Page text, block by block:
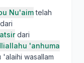
Nu'aimtelah
dari
dari
'anhuma
'alaihi wasallam